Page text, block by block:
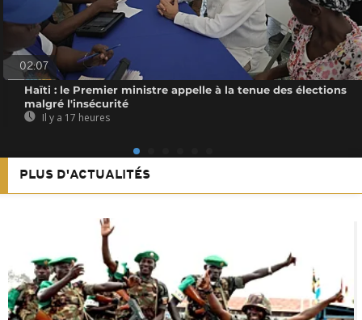
02:07
Haïti : le Premier ministre appelle à la tenue des élections
malgré l'insécurité
Il y a 17 heures
PLUS D'ACTUALITÉS